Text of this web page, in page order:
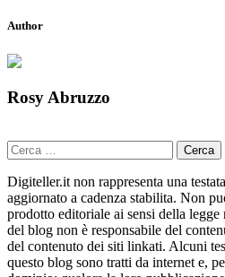
Author
Rosy Abruzzo
Ricerca
per:
Digiteller.it non rappresenta una
aggiornato a cadenza stabilita. Non
prodotto editoriale ai sensi della legge
del blog non è responsabile del
del contenuto dei siti linkati. Alcuni
questo blog sono tratti da internet e,